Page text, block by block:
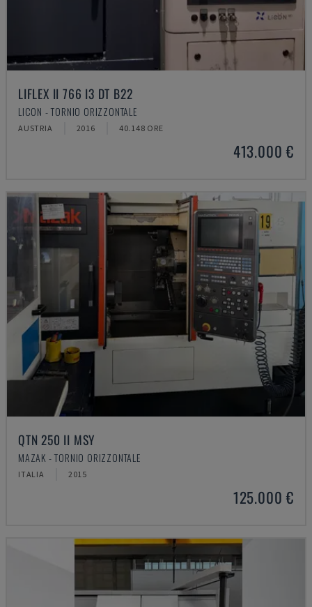
LIFLEX II 766 I3 DT B22
LICON - TORNIO ORIZZONTALE
AUSTRIA 2016 40.148 ORE
413.000 €
QTN 250 II MSY
MAZAK - TORNIO ORIZZONTALE
ITALIA 2015
125.000 €